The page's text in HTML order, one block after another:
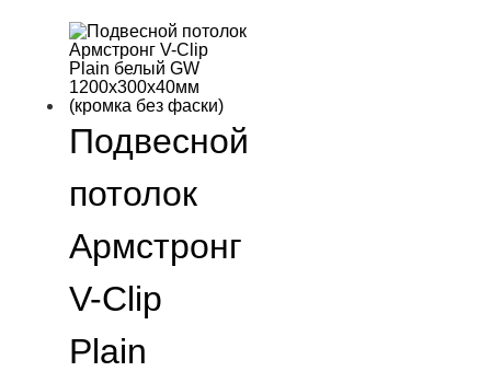
Подвесной
потолок
Армстронг
V-Clip
Plain